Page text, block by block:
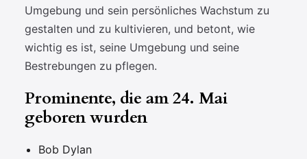
Umgebung und sein persönliches Wachstum zu
gestalten und zu kultivieren, und betont, wie
wichtig es ist, seine Umgebung und seine
Bestrebungen zu pflegen.
Prominente, die am 24. Mai
geboren wurden
Bob Dylan